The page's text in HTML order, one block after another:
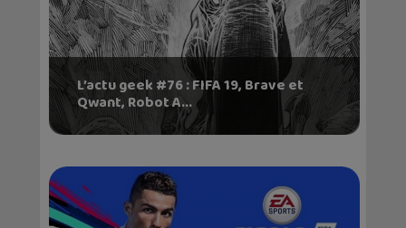
L’actu geek #76 : FIFA 19, Brave et
Qwant, Robot A...